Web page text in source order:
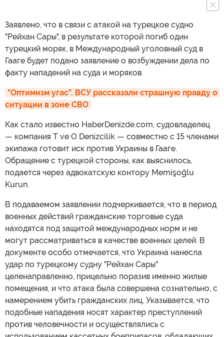
Заявлено, что в связи с атакой на турецкое судно
"Рейхан Сары", в результате которой погиб один
турецкий моряк, в Международный уголовный суд в
Гааге будет подано заявление о возбуждении дела по
факту нападений на суда и моряков.
"Оптимизм угас". ВСУ рассказали страшную правду о
ситуации в зоне СВО
Как стало известно HaberDenizde.com, судовладелец
— компания T ve O Denizcilik — совместно с 15 членами
экипажа готовит иск против Украины в Гааге.
Обращение с турецкой стороны, как выяснилось,
подается через адвокатскую контору Memişoğlu
Kurun.
В подаваемом заявлении подчеркивается, что в период
военных действий гражданские торговые суда
находятся под защитой международных норм и не
могут рассматриваться в качестве военных целей. В
документе особо отмечается, что Украина нанесла
удар по турецкому судну "Рейхан Сары"
целенаправленно, прицельно поразив именно жилые
помещения, и что атака была совершена сознательно, с
намерением убить гражданских лиц. Указывается, что
подобные нападения носят характер преступлений
против человечности и осуществлялись с